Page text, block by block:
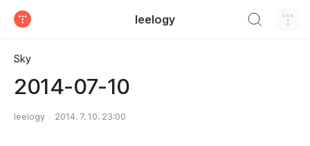
leelogy
Sky
2014-07-10
leelogy 2014. 7. 10. 23:00